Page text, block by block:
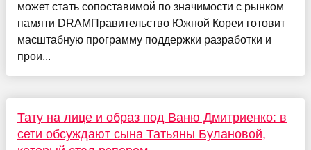
может стать сопоставимой по значимости с рынком
памяти DRAMПравительство Южной Кореи готовит
масштабную программу поддержки разработки и
прои...
Тату на лице и образ под Ваню Дмитриенко: в
сети обсуждают сына Татьяны Булановой,